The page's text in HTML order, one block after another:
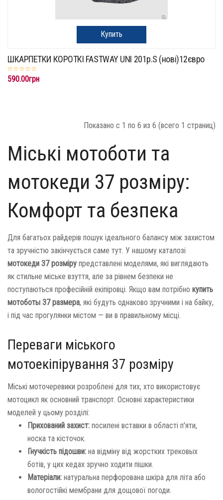
Купить
ШКАРПЕТКИ КОРОТКІ FASTWAY UNI 201p.S (нові)12євро
590.00грн
Показано с 1 по 6 из 6 (всего 1 страниц)
Міські мотоботи та
мотокеди 37 розміру:
Комфорт та безпека
Для багатьох райдерів пошук ідеального балансу між захистом
та зручністю закінчується саме тут. У нашому каталозі
мотокеди 37 розміру представлені моделями, які виглядають
як стильне міське взуття, але за рівнем безпеки не
поступаються професійній екіпіровці. Якщо вам потрібно купить
мотоботы 37 размера, які будуть однаково зручними і на байку,
і під час прогулянки містом — ви в правильному місці.
Переваги міського
мотоекіпірування 37 розміру
Міські моточеревики розроблені для тих, хто використовує
мотоцикл як основний транспорт. Основні характеристики
моделей у цьому розділі:
Прихований захист: посилені вставки в області п'яти,
носка та кісточок.
Гнучкість підошви: на відміну від жорстких трековых
ботів, у цих кедах зручно ходити пішки.
Матеріали: натуральна перфорована шкіра для літа або
вологостійкі мембрани для дощової погоди.